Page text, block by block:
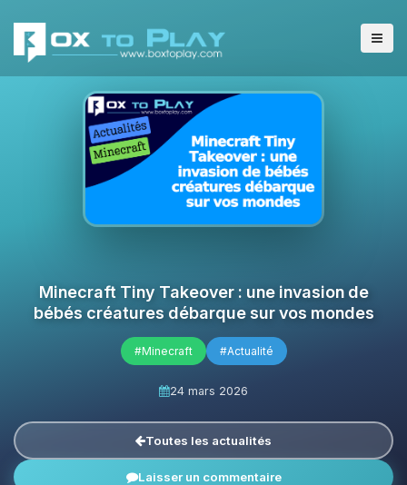
Minecraft Tiny Takeover : une invasion de
bébés créatures débarque sur vos mondes
#Minecraft #Actualité
24 mars 2026
Toutes les actualités
Laisser un commentaire